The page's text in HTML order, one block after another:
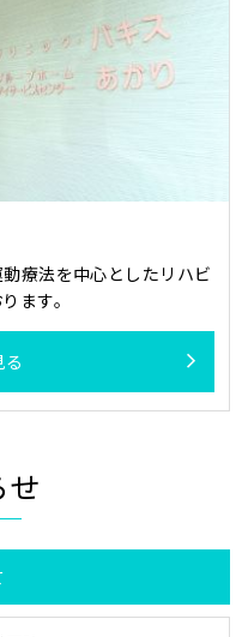
療法を中心としたリハビ
ます。
せ